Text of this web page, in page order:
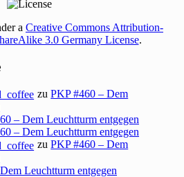
a Creative Commons Attribution-
3.0 Germany License.
zuPKP #460 – Dem
– Dem Leuchtturm entgegen
– Dem Leuchtturm entgegen
zuPKP #460 – Dem
Leuchtturm entgegen